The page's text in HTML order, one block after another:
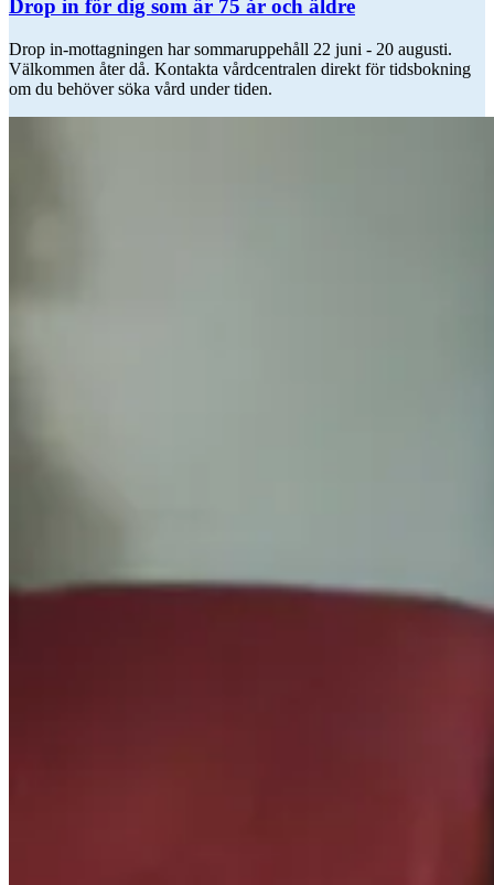
Drop in för dig som är 75 år och äldre
Drop in-mottagningen har sommaruppehåll 22 juni - 20 augusti.
Välkommen åter då. Kontakta vårdcentralen direkt för tidsbokning
om du behöver söka vård under tiden.